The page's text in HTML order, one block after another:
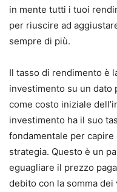
in mente tutti i tuoi
per riuscire ad
sempre di più.
Il tasso di rendimento è
investimento su un dato
come costo iniziale
investimento ha il suo
fondamentale per
strategia. Questo è un
eguagliare il prezzo
debito con la somma